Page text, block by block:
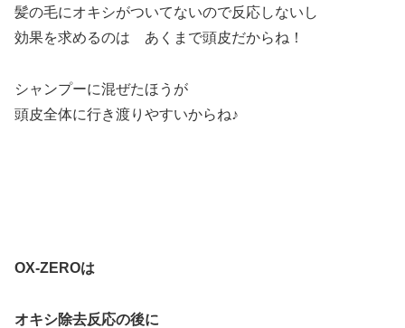
髪の毛にオキシがついてないので反応しないし
効果を求めるのは あくまで頭皮だからね！
シャンプーに混ぜたほうが
頭皮全体に行き渡りやすいからね♪
OX-ZEROは
オキシ除去反応の後に